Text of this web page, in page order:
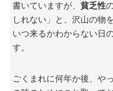
書いていますが、 貧乏性
しれない」と、沢山の物
いつ来るかわからない日
す。
ごくまれに何年か後、や